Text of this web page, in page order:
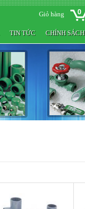
Giỏ hàng 0
TIN TỨC CHÍNH SÁCH